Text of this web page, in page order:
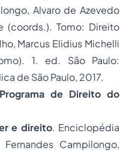
Alvaro de Azevedo
(coords.). Tomo: Direito
Marcus Elidius Michelli
1. ed. São Paulo:
de São Paulo, 2017.
Programa de Direito do
e direito. Enciclopédia
Campilongo,